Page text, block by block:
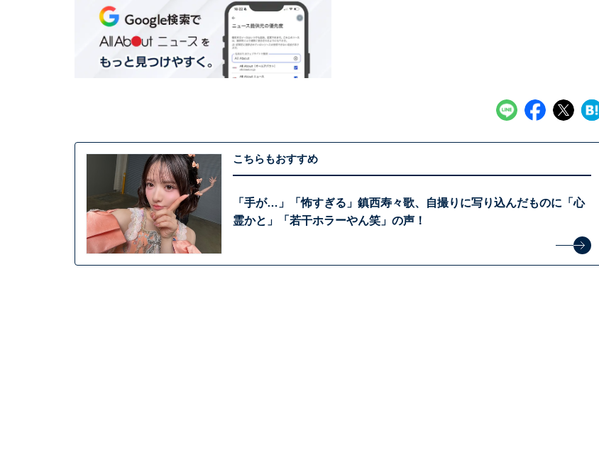
こちらもおすすめ
「手が…」「怖すぎる」鎮西寿々歌、自撮りに写り込んだものに「心
霊かと」「若干ホラーやん笑」の声！